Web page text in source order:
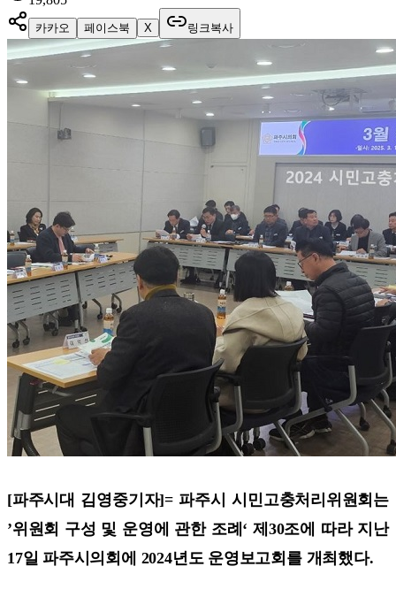
카카오 페이스북 X 링크복사
[파주시대 김영중기자]= 파주시 시민고충처리위원회는
’위원회 구성 및 운영에 관한 조례‘ 제30조에 따라 지난
17일 파주시의회에 2024년도 운영보고회를 개최했다.